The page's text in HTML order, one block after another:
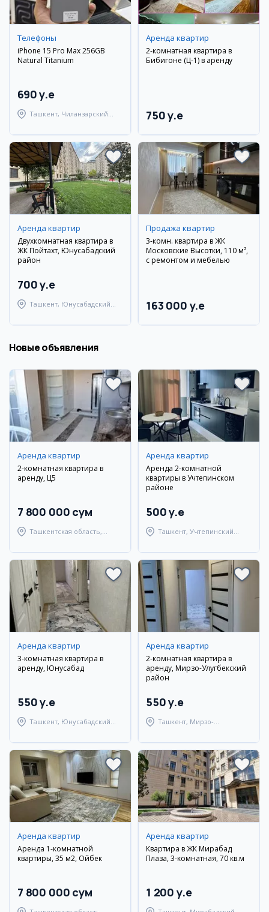
Телефоны
iPhone 15 Pro Max 256GB
Natural Titanium
690 y.e
Ташкент, Чиланзарский
Аренда квартир
2-комнатная квартира в
Бибигоне (Ц-1) в аренду
750 y.e
Аренда квартир
Двухкомнатная квартира в
ЖК Пойтахт, Юнусабадский
район
700 y.e
Ташкент, Юнусабадский
Продажа квартир
3-комн. квартира в ЖК
Московские Высотки, 110 м²,
с ремонтом и мебелью
163 000 y.e
Новые объявления
Аренда квартир
2-комнатная квартира в
аренду, Ц5
7 800 000 сум
Ташкентская область,
Аренда квартир
Аренда 2-комнатной
квартиры в Учтепинском
районе
500 y.e
Ташкент, Учтепинский
Аренда квартир
3-комнатная квартира в
аренду, Юнусабад
550 y.e
Ташкент, Юнусабадский
Аренда квартир
2-комнатная квартира в
аренду, Мирзо-Улугбекский
район
550 y.e
Ташкент, Мирзо-
Аренда квартир
Аренда 1-комнатной
квартиры, 35 м2, Ойбек
7 800 000 сум
Аренда квартир
Квартира в ЖК Мирабад
Плаза, 3-комнатная, 70 кв.м
1 200 y.e